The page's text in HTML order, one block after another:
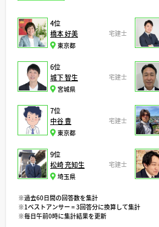
4位
橋本 好美
宅建士
東京都
6位
城下 智生
宅建士
宮城県
7位
中谷 豊
宅建士
東京都
9位
松崎 充知生
宅建士
埼玉県
※過去60日間の回答数を集計
※1ベストアンサー = 3回答分に換算して集計
※毎日午前0時に集計結果を更新